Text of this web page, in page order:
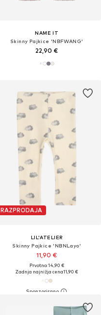
NAME IT
Skinny Pajkice 'NBFWANG'
22,90 €
RAZPRODAJA
LIL'ATELIER
Skinny Pajkice 'NBNLayo'
11,90 €
Prvotno: 14,90 €
Zadnja najnižja cena11,90 €